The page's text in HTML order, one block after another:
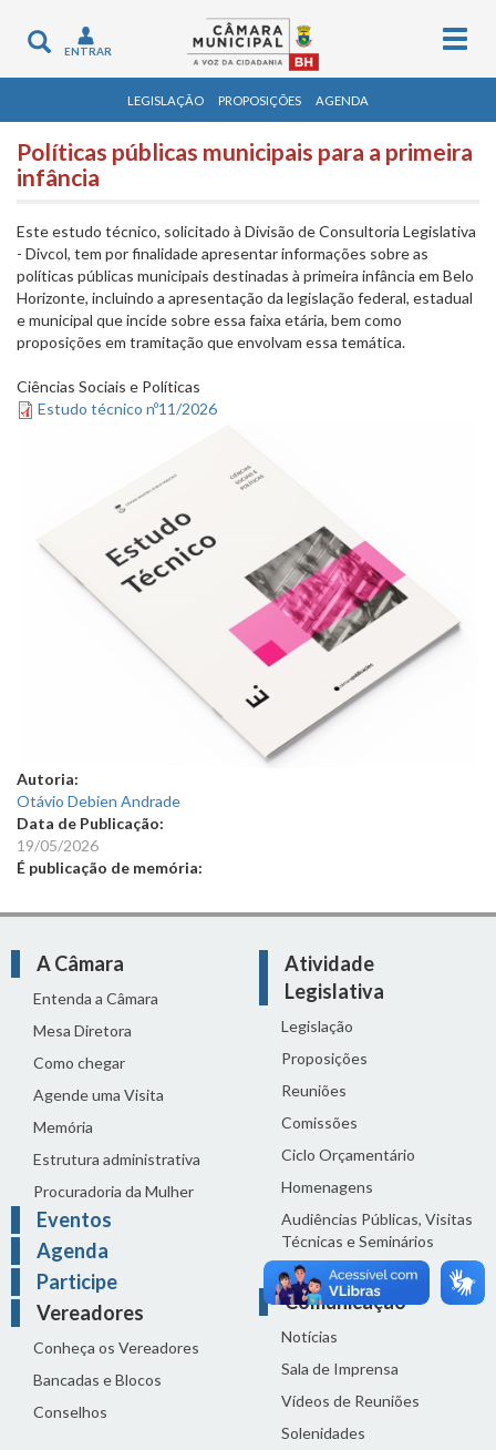
Toggle
navigation
ENTRAR
LEGISLAÇÃO PROPOSIÇÕES AGENDA
Políticas públicas municipais para a primeira
infância
Este estudo técnico, solicitado à Divisão de Consultoria Legislativa
- Divcol, tem por finalidade apresentar informações sobre as
políticas públicas municipais destinadas à primeira infância em Belo
Horizonte, incluindo a apresentação da legislação federal, estadual
e municipal que incide sobre essa faixa etária, bem como
proposições em tramitação que envolvam essa temática.
Ciências Sociais e Políticas
Estudo técnico nº11/2026
Autoria:
Otávio Debien Andrade
Data de Publicação:
19/05/2026
É publicação de memória:
A Câmara
Entenda a Câmara
Mesa Diretora
Como chegar
Agende uma Visita
Memória
Estrutura administrativa
Procuradoria da Mulher
Eventos
Agenda
Participe
Vereadores
Conheça os Vereadores
Bancadas e Blocos
Conselhos
Atividade
Legislativa
Legislação
Proposições
Reuniões
Comissões
Ciclo Orçamentário
Homenagens
Audiências Públicas, Visitas
Técnicas e Seminários
Distribuição do dia
Comunicação
Notícias
Sala de Imprensa
Vídeos de Reuniões
Solenidades